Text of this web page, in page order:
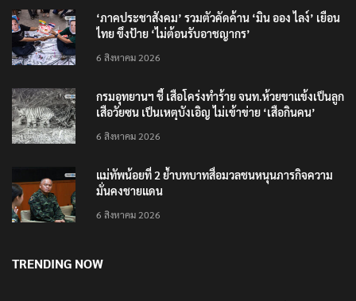
‘ภาคประชาสังคม’ รวมตัวคัดค้าน ‘มิน ออง ไลง์’ เยือน
ไทย ขึงป้าย ‘ไม่ต้อนรับอาชญากร’
6 สิงหาคม 2026
กรมอุทยานฯ ชี้ เสือโคร่งทำร้าย จนท.ห้วยขาแข้งเป็นลูก
เสือวัยซน เป็นเหตุบังเอิญ ไม่เข้าข่าย ‘เสือกินคน’
6 สิงหาคม 2026
แม่ทัพน้อยที่ 2 ย้ำบทบาทสื่อมวลชนหนุนภารกิจความ
มั่นคงชายแดน
6 สิงหาคม 2026
TRENDING NOW